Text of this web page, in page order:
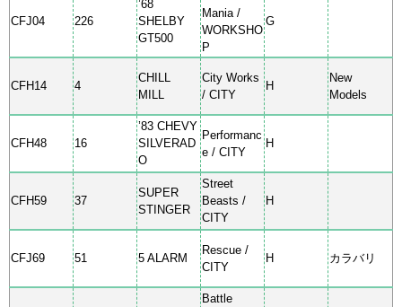
CFJ04 226
’68
SHELBY
GT500
Mania /
WORKSHO
P
G
CFH14 4
CHILL
MILL
City Works
/ CITY
H
New
Models
CFH48 16
’83 CHEVY
SILVERAD
O
Performanc
e / CITY
H
CFH59 37
SUPER
STINGER
Street
Beasts /
CITY
H
CFJ69 51 5 ALARM
Rescue /
CITY
H カラバリ
Battle